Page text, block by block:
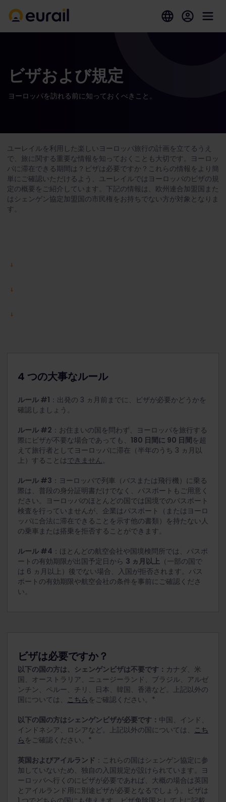
ビザおよび規定
ヨーロッパを訪れる前に知っておくべきこと。
ユーレイルを利用した楽しいヨーロッパ旅行の計画を立てるうえ
で、旅に関する重要な情報を知っておくことも大切です。ヨーロッ
パに滞在できる期間は？ビザは必要ですか？これらの情報をより簡
単にご確認いただけるよう、ユーレイルではヨーロッパのビザの規
定の概要をご紹介しています。下記の情報は、欧州連合加盟国また
はシェンゲン協定加盟国の市民権をお持ちでない方が対象となりま
す。
4 つの大事なルール
ルール #1 ：出発の 3 ヵ月前までに、ビザが必要かどうかを
確認しましょう。
ルール #2 ：お住まいの国を問わず、ヨーロッパを旅行する
際にビザが不要な場合であっても、 180 日間に 90 日間 を超
えて旅行者としてヨーロッパに滞在（半年のうち 3 ヵ月以
上）することはできません
ルール #3 ：ヨーロッパで列車（バスまたは飛行機）に乗る
際は、普段の身分証明書だけでなく、パスポートもご用意く
ださい。ヨーロッパのほとんどの国では国境でのパスポート
検査を行っていませんが、企業はパスポート（またはヨーロ
ッパに合法に滞在できることを示す他の書類）を持たない人
の乗車または搭乗を拒否することができます。
ルール #4 ：ほとんどの航空会社や国境検問所では、パスポ
ートの有効期限が出国予定日から 3 ヵ月以上 （一部の国で
は 6 ヵ月以上）後でない場合、入国が拒否されます。パス
ポートの有効期限や航空会社の条件を事前にご確認くださ
い。
ビザは必要ですか？
以下の国の方は、シェンゲンビザは不要です： カナダ、米
国、オーストラリア、ニュージーランド、ブラジル、アルゼ
ンチン、ペルー、チリ、日本、韓国、香港など。上記以外の
国については、 こちら をご確認ください。*
以下の国の方はシェンゲンビザが必要です： 中国、インド、
インドネシア、ロシアなど。上記以外の国については、 こち
ら をご確認ください。*
英国およびアイルランド ：これらの国はシェンゲン協定に参
加していないため、独自の入国規定が設けられています。ヨ
ーロッパへ行くのにビザが必要であれば、大概の場合は英国
とアイルランド用に別途ビザが必要となるでしょう。ビザは